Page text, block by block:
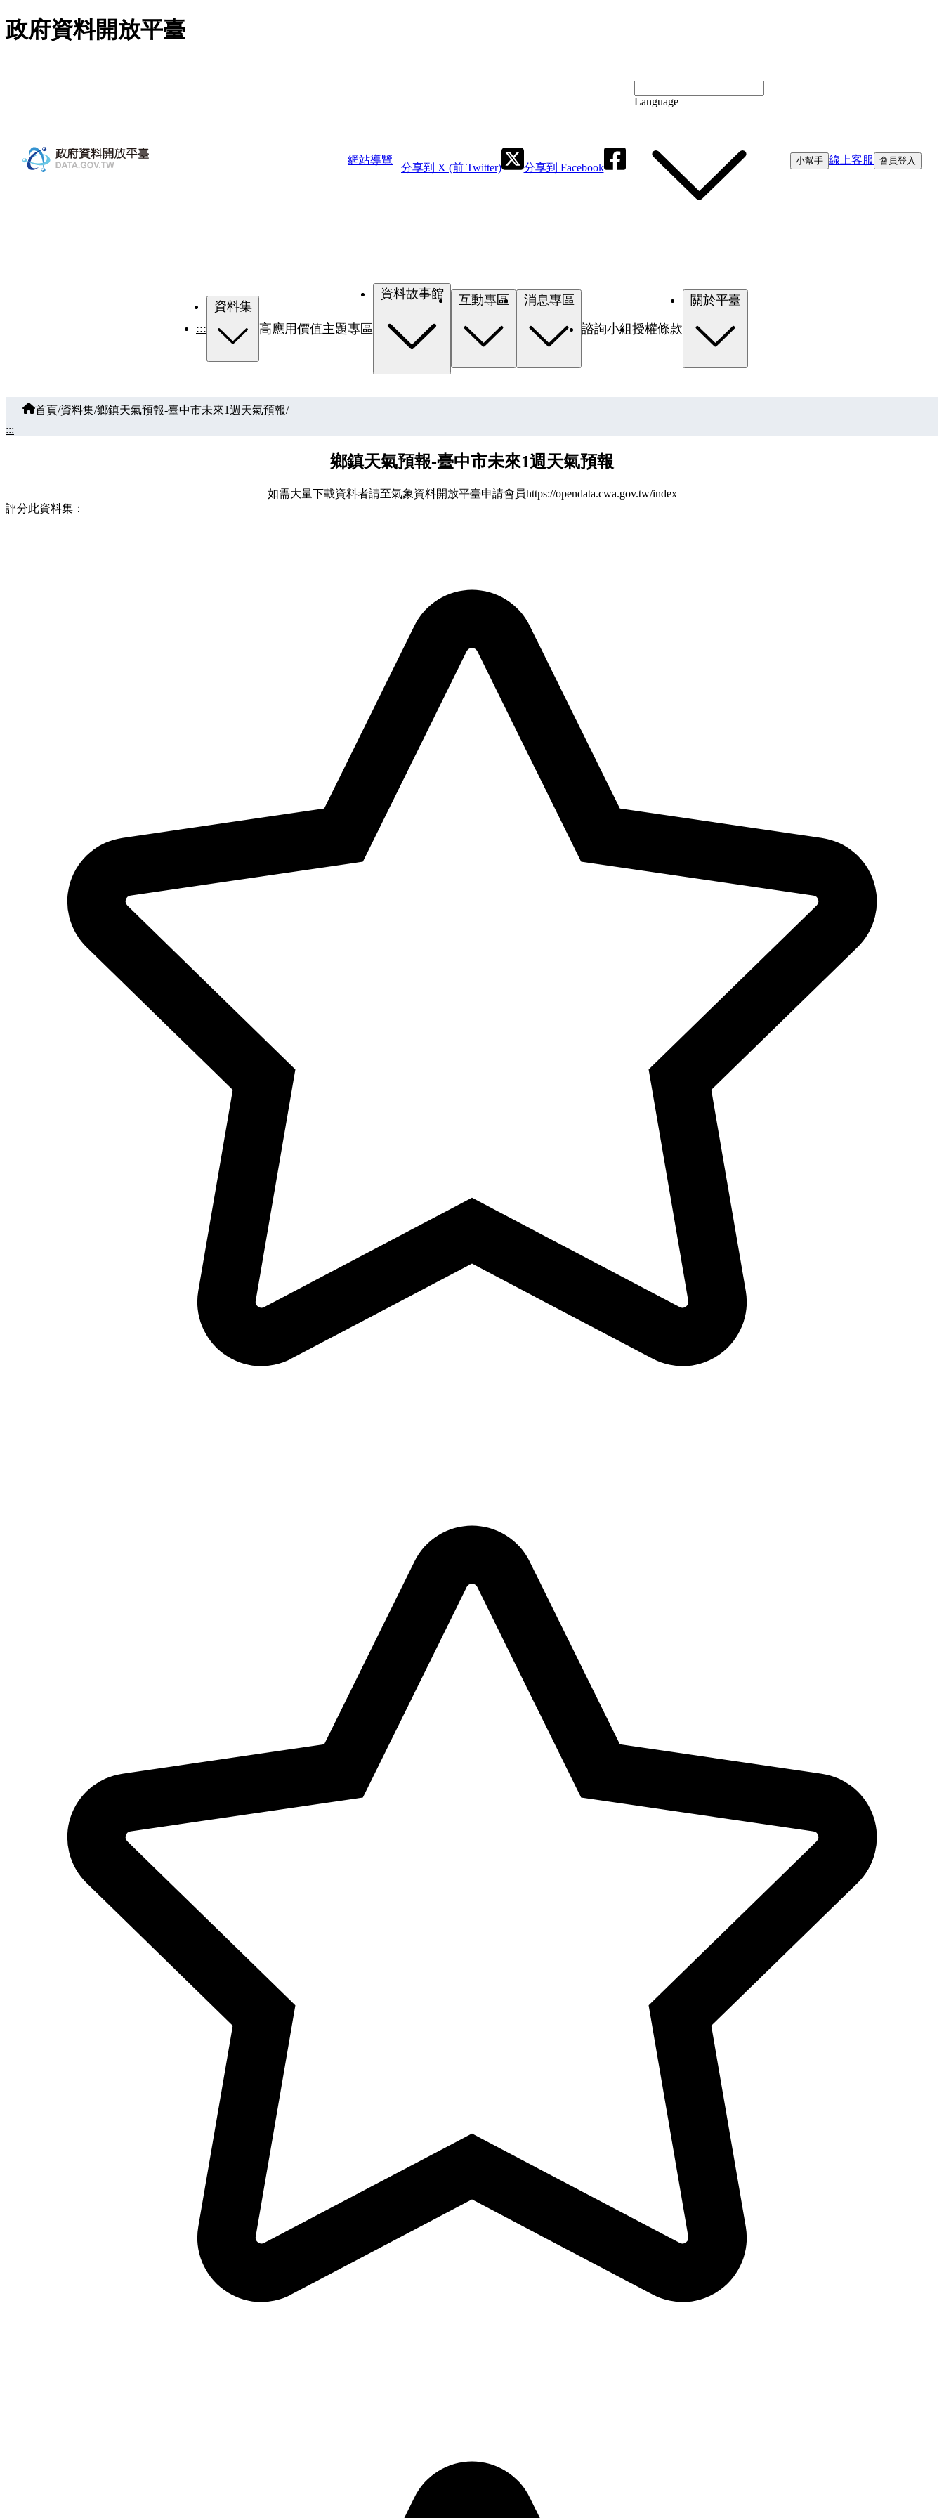
跳至主要內容
政府資料開放平臺
網站導覽
分享到 X (前 Twitter) 分享到 Facebook
Language
小幫手 線上客服 會員登入
:::
資料集
高應用價值主題專區
資料故事館
諮詢小組授權條款
首頁/資料集/鄉鎮天氣預報-臺中市未來1週天氣預報/
:::
鄉鎮天氣預報-臺中市未來1週天氣預報
如需大量下載資料者請至氣象資料開放平臺申請會員https://opendata.cwa.gov.tw/index
評分此資料集：